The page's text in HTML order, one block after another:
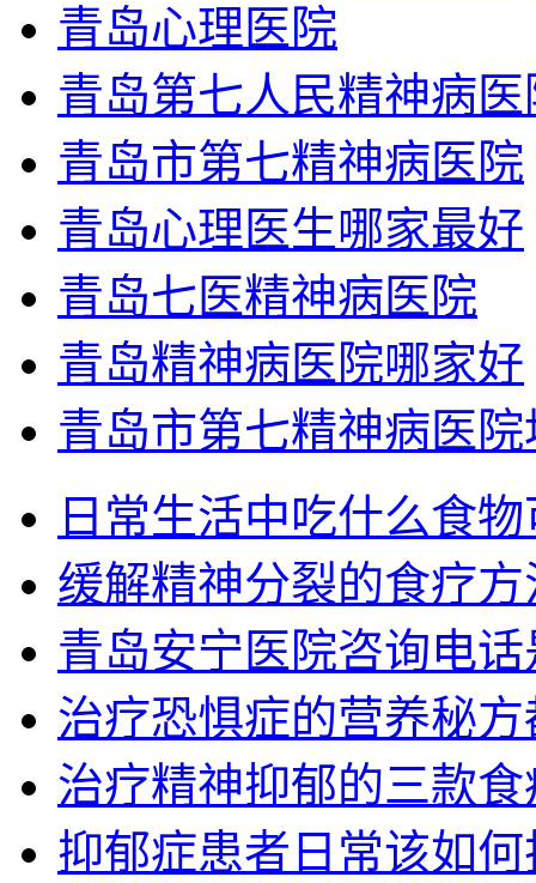
青岛心理医院
青岛第七人民精神病
青岛市第七精神病医院
青岛心理医生哪家最好
青岛七医精神病医院
青岛精神病医院哪家好
青岛市第七精神病医院
日常生活中吃什么食
缓解精神分裂的食疗
青岛安宁医院咨询电
治疗恐惧症的营养秘
治疗精神抑郁的三款
抑郁症患者日常该如